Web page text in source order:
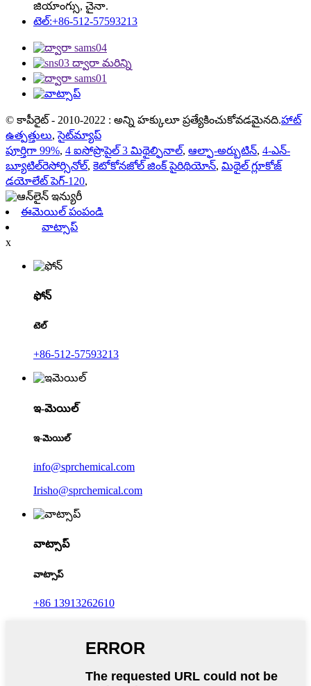
జియాంగ్సు, చైనా.
టెల్:+86-512-57593213
© కాపీరైట్ - 2010-2022 : అన్ని హక్కులూ ప్రత్యేకించుకోవడమైనది.హాట్
ఉత్పత్తులు,సైట్‌మ్యాప్
పూర్తిగా 99%, 4 ఐసోప్రొపైల్ 3 మిథైల్ఫినాల్, ఆల్ఫా-అర్బుటిన్, 4-ఎన్-
బ్యూటిల్‌రెసోర్సినోల్, కెటోకోనజోల్ జింక్ పైరిథియోన్, మిథైల్ గ్లూకోజ్
డయోలేట్ పెగ్-120,
ఈమెయిల్ పంపండి
వాట్సాప్
x
ఫోన్
టెల్
+86-512-57593213
ఇ-మెయిల్
ఇ-మెయిల్
info@sprchemical.com
Irisho@sprchemical.com
వాట్సాప్
వాట్సాప్
+86 13913262610